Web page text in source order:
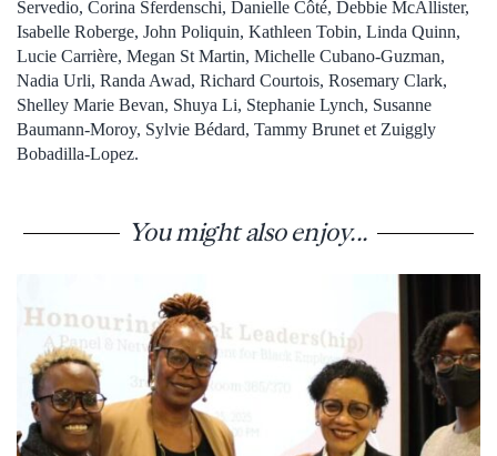
Servedio, Corina Sferdenschi, Danielle Côté, Debbie McAllister,
Isabelle Roberge, John Poliquin, Kathleen Tobin, Linda Quinn,
Lucie Carrière, Megan St Martin, Michelle Cubano-Guzman,
Nadia Urli, Randa Awad, Richard Courtois, Rosemary Clark,
Shelley Marie Bevan, Shuya Li, Stephanie Lynch, Susanne
Baumann-Moroy, Sylvie Bédard, Tammy Brunet et Zuiggly
Bobadilla-Lopez.
You might also enjoy...